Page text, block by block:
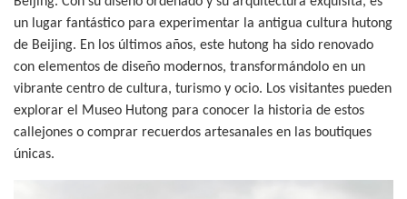
un lugar fantástico para experimentar la antigua cultura hutong
de Beijing. En los últimos años, este hutong ha sido renovado
con elementos de diseño modernos, transformándolo en un
vibrante centro de cultura, turismo y ocio. Los visitantes pueden
explorar el Museo Hutong para conocer la historia de estos
callejones o comprar recuerdos artesanales en las boutiques
únicas.